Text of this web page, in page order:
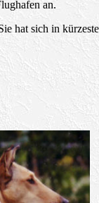
an.
hat sich in